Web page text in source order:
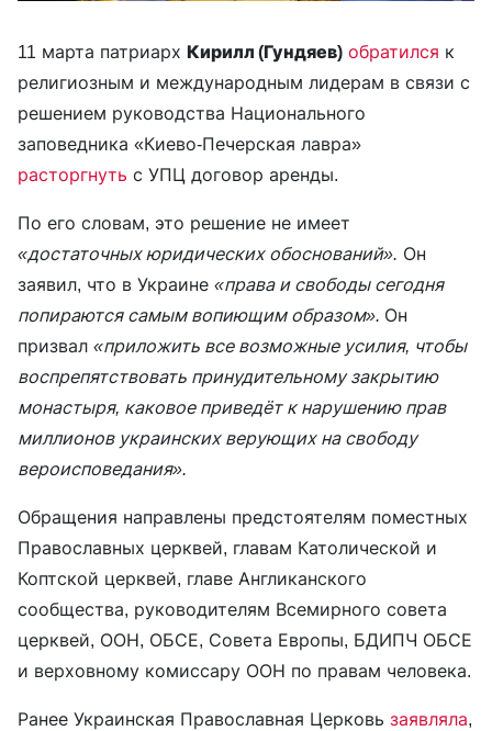
11 марта патриарх Кирилл (Гундяев) обратился к
религиозным и международным лидерам в связи с
решением руководства Национального
заповедника «Киево-Печерская лавра»
расторгнуть с УПЦ договор аренды.
По его словам, это решение не имеет
«достаточных юридических обоснований». Он
заявил, что в Украине «права и свободы сегодня
попираются самым вопиющим образом». Он
призвал «приложить все возможные усилия, чтобы
воспрепятствовать принудительному закрытию
монастыря, каковое приведёт к нарушению прав
миллионов украинских верующих на свободу
вероисповедания».
Обращения направлены предстоятелям поместных
Православных церквей, главам Католической и
Коптской церквей, главе Англиканского
сообщества, руководителям Всемирного совета
церквей, ООН, ОБСЕ, Совета Европы, БДИПЧ ОБСЕ
и верховному комиссару ООН по правам человека.
Ранее Украинская Православная Церковь заявляла,